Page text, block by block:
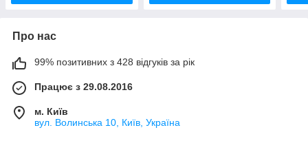
Про нас
99% позитивних з 428 відгуків за рік
Працює з 29.08.2016
м. Київ
вул. Волинська 10, Київ, Україна